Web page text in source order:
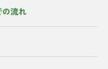
の流れ